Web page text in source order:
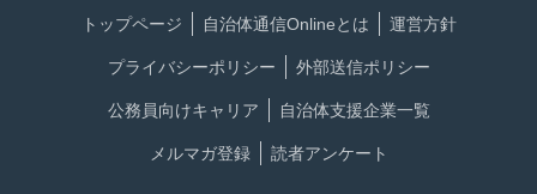
トップページ 自治体通信Onlineとは 運営方針
プライバシーポリシー 外部送信ポリシー
公務員向けキャリア 自治体支援企業一覧
メルマガ登録 読者アンケート